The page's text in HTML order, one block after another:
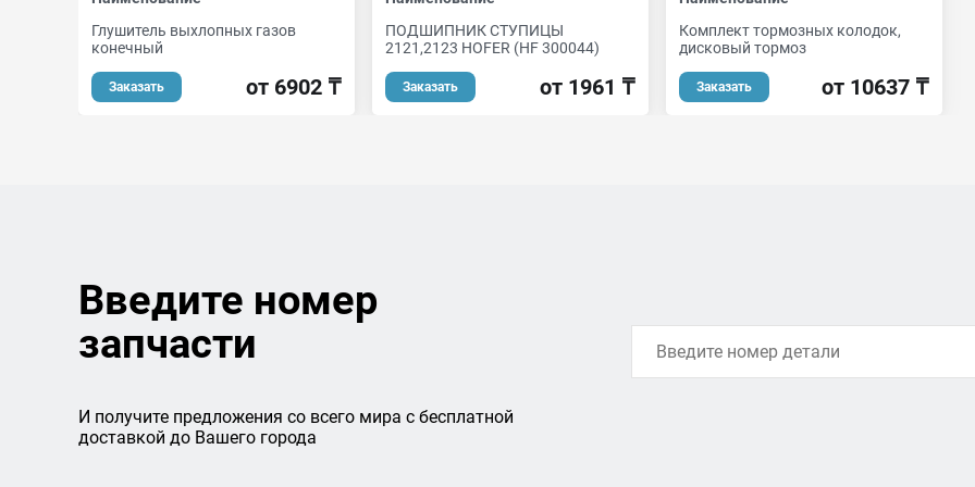
Глушитель выхлопных газов
конечный
Заказать от 6902 ₸
ПОДШИПНИК СТУПИЦЫ
2121,2123 HOFER (HF 300044)
Заказать от 1961 ₸
Комплект тормозных колодок,
дисковый тормоз
Заказать от 10637 ₸
Введите номер
запчасти
И получите предложения со всего мира с бесплатной
доставкой до Вашего города